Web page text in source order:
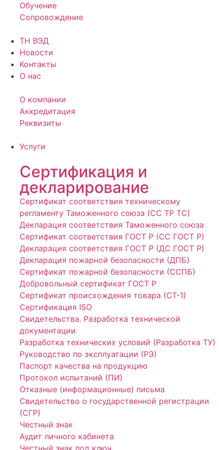
Обучение
Сопровождение
ТН ВЭД
Новости
Контакты
О нас
О компании
Аккредитация
Реквизиты
Услуги
Сертификация и
декларирование
Сертификат соответствия техническому
регламенту Таможенного союза (СС ТР ТС)
Декларация соответствия Таможенного союза
Сертификат соответствия ГОСТ Р (СС ГОСТ Р)
Декларация соответствия ГОСТ Р (ДС ГОСТ Р)
Декларация пожарной безопасности (ДПБ)
Сертификат пожарной безопасности (ССПБ)
Добровольный сертификат ГОСТ Р
Сертификат происхождения товара (СТ-1)
Сертификация ISO
Свидетельства. Разработка технической
документации
Разработка технических условий (Разработка ТУ)
Руководство по эксплуатации (РЭ)
Паспорт качества на продукцию
Протокол испытаний (ПИ)
Отказные (информационные) письма
Свидетельство о государственной регистрации
(СГР)
Честный знак
Аудит личного кабинета
Честный знак под ключ